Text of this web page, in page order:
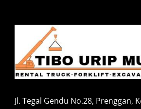
Jl. Tegal Gendu No.28, Prenggan,